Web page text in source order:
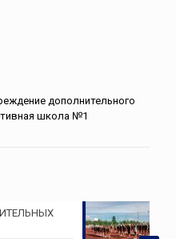
дополнительного
школа №1